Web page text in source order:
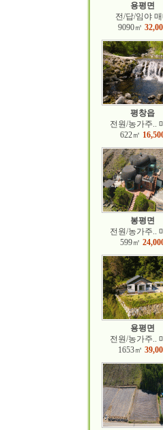
용평면
전/답/임야
9090㎡
평창읍
전원/농가주..
622㎡
봉평면
전원/농가주..
599㎡
용평면
전원/농가주..
1653㎡